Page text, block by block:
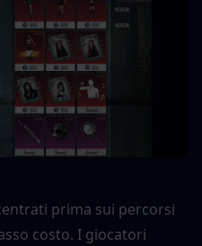
prima sui percorsi
costo. I giocatori